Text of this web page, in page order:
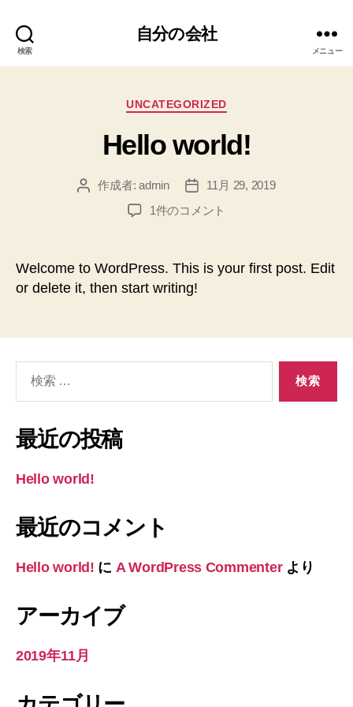
検索
自分の会社
メニュー
カ
ゴ
リ
UNCATEGORIZED
Hello world!
投
作成者:admin
投
稿
11月 29, 2019
Hello
1件のコメント
Welcome to WordPress. This is your first post. Edit
or delete it, then start writing!
象:
最近の投稿
Hello world!
最近のコメント
Hello world! に A WordPress Commenterより
アーカイブ
2019年11月